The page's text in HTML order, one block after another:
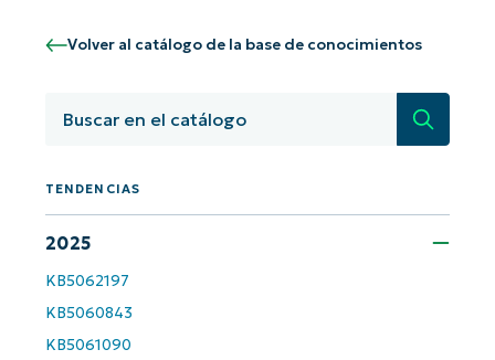
Volver al catálogo de la base de conocimientos
TENDENCIAS
2025
KB5062197
KB5060843
KB5061090
¡Empiece con los análisis de KB
basados en IA de NinjaOne!
name*
Phone
number*
País